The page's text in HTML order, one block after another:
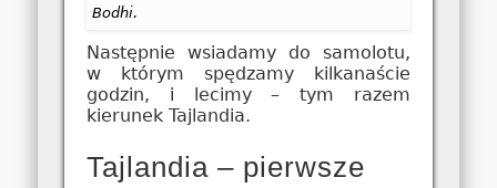
Bodhi.
Następnie wsiadamy do samolotu,
w którym spędzamy kilkanaście
godzin, i lecimy – tym razem
kierunek Tajlandia.
Tajlandia – pierwsze